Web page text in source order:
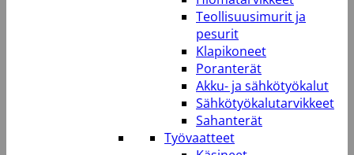
Teollisuusimurit ja
pesurit
Klapikoneet
Poranterät
Akku- ja sähkötyökalut
Sähkötyökalutarvikkeet
Sahanterät
Työvaatteet